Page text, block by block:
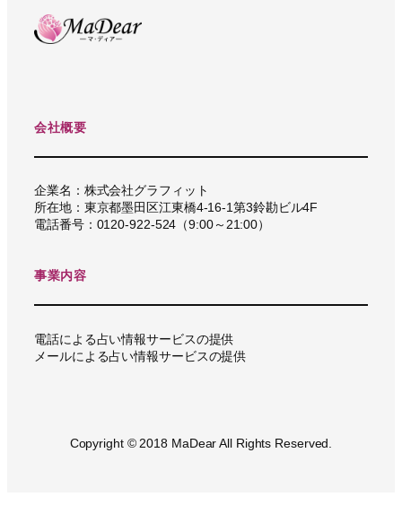
会社概要
企業名：株式会社グラフィット
所在地：東京都墨田区江東橋4-16-1第3鈴勘ビル4F
電話番号：0120-922-524（9:00～21:00）
事業内容
電話による占い情報サービスの提供
メールによる占い情報サービスの提供
Copyright © 2018 MaDear All Rights Reserved.